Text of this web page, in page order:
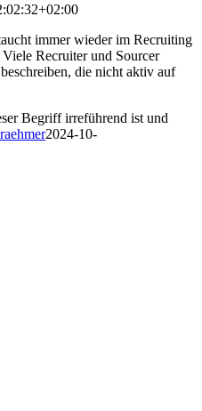
immer wieder im Recruiting
Recruiter und Sourcer
die nicht aktiv auf
Begriff irreführend ist und
2024-10-